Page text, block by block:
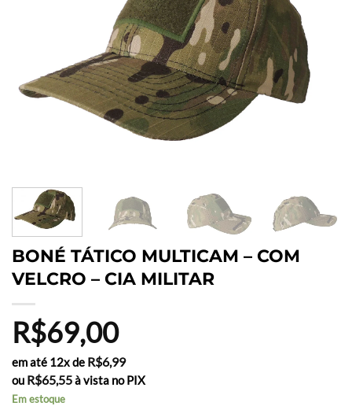
BONÉ TÁTICO MULTICAM – COM
VELCRO – CIA MILITAR
R$69,00
em até 12x de R$6,99
ou R$65,55à vista no PIX
Em estoque